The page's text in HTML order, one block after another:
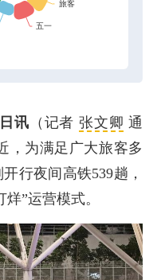
讯 （记者张文卿 通
，为满足广大旅客多
行夜间高铁539趟，
”运营模式。